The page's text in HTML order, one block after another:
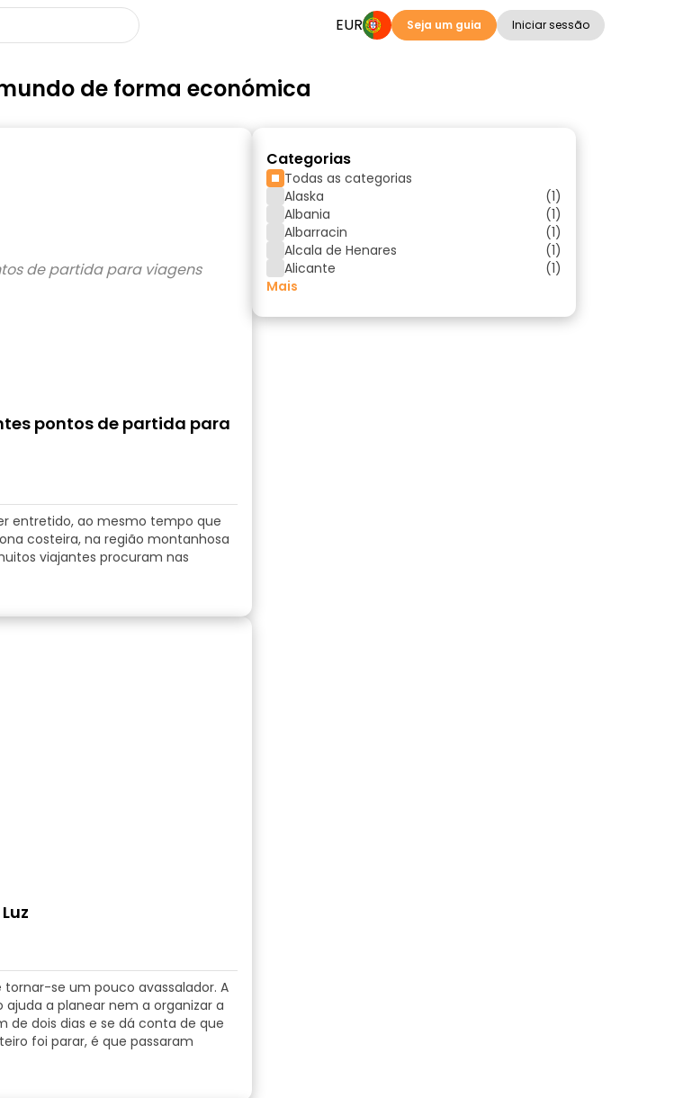
EUR Seja um guia Iniciar sessão
de forma económica
pontos de partida para
entretido, ao mesmo tempo que
costeira, na região montanhosa
viajantes procuram nas
se um pouco avassalador. A
a planear nem a organizar a
de dois dias e se dá conta de que
foi parar, é que passaram
Categorias
Todas as categorias
Alaska
(1)
Albania
(1)
Albarracin
(1)
Alcala de Henares
(1)
Alicante
(1)
Mais